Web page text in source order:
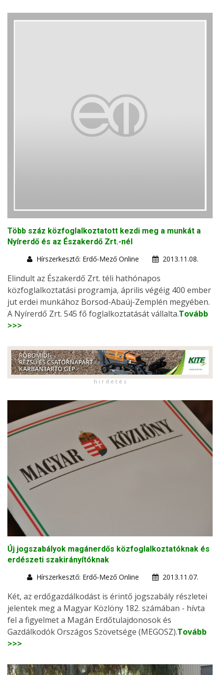
Több száz közfoglalkoztatott kezdi meg a munkát a
Nyírerdő és az Északerdő Zrt.-nél
Hírszerkesztő: Erdő-Mező Online
2013.11.08.
Elindult az Északerdő Zrt. téli hathónapos
közfoglalkoztatási programja, április végéig 400 ember
jut erdei munkához Borsod-Abaúj-Zemplén megyében.
A Nyírerdő Zrt. 545 fő foglalkoztatását vállalta.Tovább
>>>
h i r d e t é s
Új jogszabályok magánerdős közfoglalkoztatóknak és
erdészeti szakirányítóknak
Hírszerkesztő: Erdő-Mező Online
2013.11.07.
Két, az erdőgazdálkodást is érintő jogszabály részletei
jelentek meg a Magyar Közlöny 182. számában - hívta
fel a figyelmet a Magán Erdőtulajdonosok és
Gazdálkodók Országos Szövetsége (MEGOSZ).Tovább
>>>